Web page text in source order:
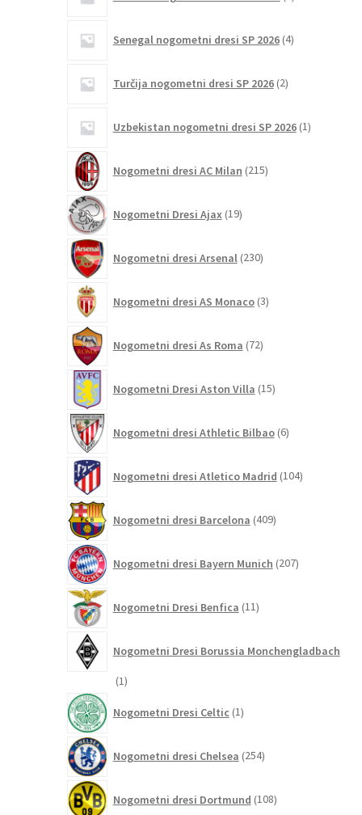
Senegal nogometni dresi SP 2026 4izdelki
Turčija nogometni dresi SP 2026 2izdelka
Uzbekistan nogometni dresi SP 2026 1izdelek
Nogometni dresi AC Milan 215izdelkov
Nogometni Dresi Ajax 19izdelkov
Nogometni dresi Arsenal 230izdelkov
Nogometni dresi AS Monaco 3izdelki
Nogometni dresi As Roma 72izdelkov
Nogometni Dresi Aston Villa 15izdelkov
Nogometni dresi Athletic Bilbao 6izdelkov
Nogometni dresi Atletico Madrid 104izdelki
Nogometni dresi Barcelona 409izdelkov
Nogometni dresi Bayern Munich 207izdelkov
Nogometni Dresi Benfica 11izdelkov
Nogometni Dresi Borussia Monchengladbach
11
Nogometni Dresi Celtic 1izdelek
Nogometni dresi Chelsea 254izdelkov
Nogometni dresi Dortmund 108izdelkov